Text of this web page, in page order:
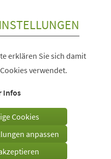
erklären Sie sich damit
verwendet.
Infos
Cookies
anpassen